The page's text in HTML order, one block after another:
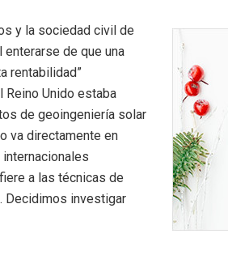
y la sociedad civil de
de que una
rentabilidad”
Reino Unido estaba
de geoingeniería solar
va directamente en
a las técnicas de
Decidimos investigar